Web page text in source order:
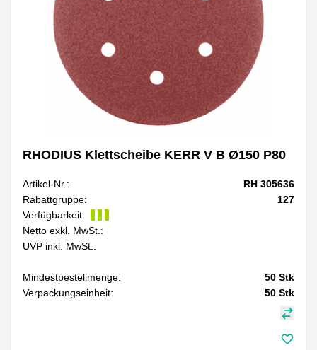
RHODIUS Klettscheibe KERR V B Ø150 P80
Artikel-Nr.:
RH 305636
Rabattgruppe:
127
Verfügbarkeit:
Netto exkl. MwSt.:
UVP inkl. MwSt.:
Mindestbestellmenge: 50 Stk
Verpackungseinheit:
50 Stk